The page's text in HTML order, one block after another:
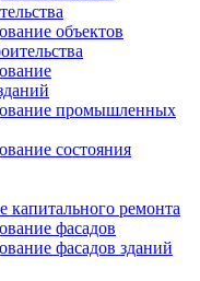
объектов
промышленных
состояния
капитального ремонта
фасадов
фасадов зданий